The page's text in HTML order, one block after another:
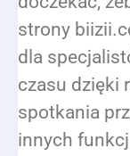
strony
dla
czasu dzięki
spotkania
innych